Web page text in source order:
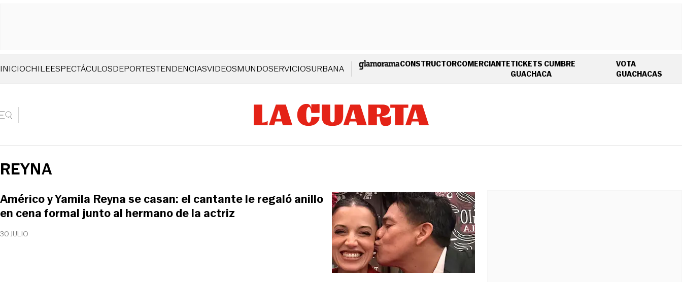
INICIOCHILEESPECTÁCULOSDEPORTESTENDENCIASVIDEOSMUNDOSERVICIOSURBANA CONSTRUCTORCOMERCIANTETICKETS CUMBRE
GUACHACAOPENS IN NEW WINDOW
VOTA
GUACHACAS
REYNA
30 JULIO
Américo y Yamila Reyna se casan: el cantante le regaló anillo
en cena formal junto al hermano de la actriz